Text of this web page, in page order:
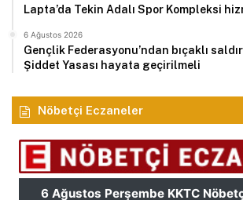
Lapta’da Tekin Adalı Spor Kompleksi
6 Ağustos 2026
Gençlik Federasyonu’ndan bıçaklı
Şiddet Yasası hayata geçirilmeli
Nöbetçi Eczaneler